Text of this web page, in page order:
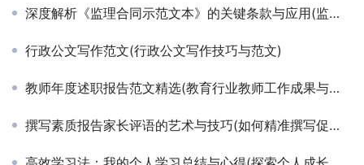
深度解析《监理合同示范文本》的关键条款与应用(监理合同示范文本的法律效力与实际操作指南)
行政公文写作范文(行政公文写作技巧与范文)
教师年度述职报告范文精选(教育行业教师工作成果与反思述职报告撰写指南)
撰写素质报告家长评语的艺术与技巧(如何精准撰写促进孩子成长的家长评语于素质报告中)